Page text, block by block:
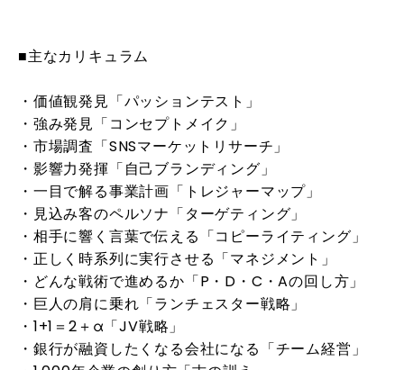
■主なカリキュラム
・価値観発見「パッションテスト」
・強み発見「コンセプトメイク」
・市場調査「SNSマーケットリサーチ」
・影響力発揮「自己ブランディング」
・一目で解る事業計画「トレジャーマップ」
・見込み客のペルソナ「ターゲティング」
・相手に響く言葉で伝える「コピーライティング」
・正しく時系列に実行させる「マネジメント」
・どんな戦術で進めるか「P・D・C・Aの回し方」
・巨人の肩に乗れ「ランチェスター戦略」
・1+1＝2＋α「JV戦略」
・銀行が融資したくなる会社になる「チーム経営」